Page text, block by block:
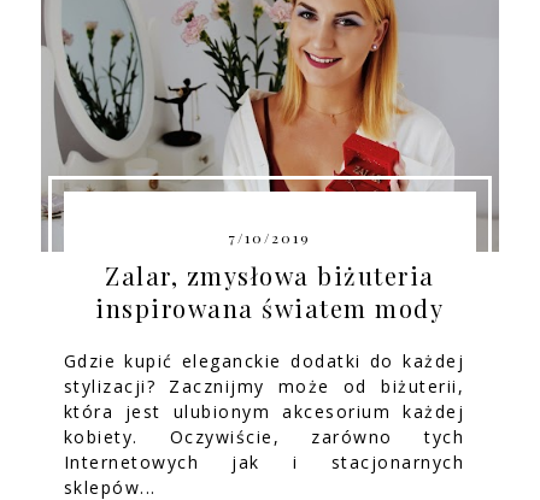
7/10/2019
Zalar, zmysłowa biżuteria
inspirowana światem mody
Gdzie kupić eleganckie dodatki do każdej
stylizacji? Zacznijmy może od biżuterii,
która jest ulubionym akcesorium każdej
kobiety. Oczywiście, zarówno tych
Internetowych jak i stacjonarnych
sklepów...